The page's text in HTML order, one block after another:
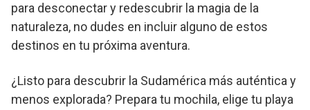
para desconectar y redescubrir la magia de la
naturaleza, no dudes en incluir alguno de estos
destinos en tu próxima aventura.
¿Listo para descubrir la Sudamérica más auténtica y
menos explorada? Prepara tu mochila, elige tu playa